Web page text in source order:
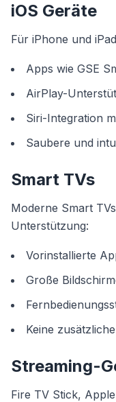
iOS Geräte
Für iPhone und
Apps wie GSE
AirPlay-
Siri-Integration
Saubere und
Smart TVs
Moderne Smart
Unterstützung:
Vorinstallierte
Große
Keine
Streaming-
Fire TV Stick,